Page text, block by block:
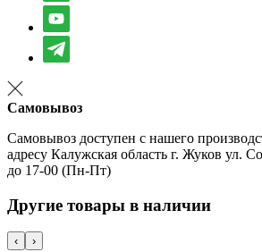
Самовывоз
Самовывоз доступен с нашего
адресу Калужская область г. Жуков ул.
до 17-00 (Пн-Пт)
Другие товары в наличии
‹ ›